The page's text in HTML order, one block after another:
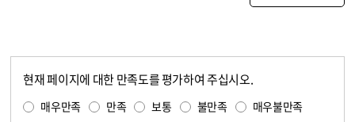
현재 페이지에 대한 만족도를 평가하여 주십시오.
매우만족 만족 보통 불만족 매우불만족